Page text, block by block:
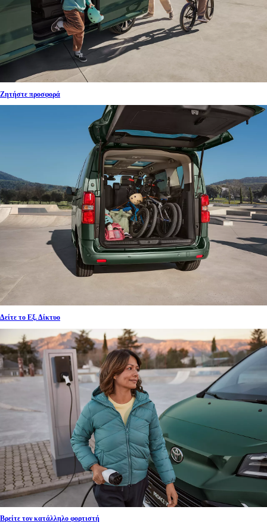
Ζητήστε προσφορά
Δείτε το Εξ. Δίκτυο
Βρείτε τον κατάλληλο φορτιστή